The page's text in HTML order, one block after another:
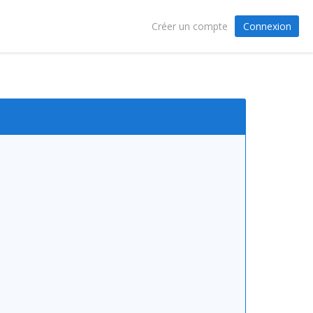
Créer un compte Connexion